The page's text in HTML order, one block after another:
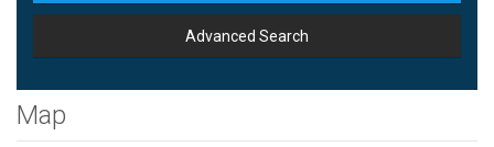
Advanced Search
Map